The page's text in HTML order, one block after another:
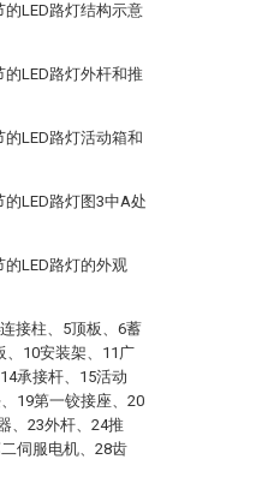
LED路灯结构示意
LED路灯外杆和推
LED路灯活动箱和
LED路灯图3中A处
LED路灯的外观
接柱、5顶板、6蓄
、10安装架、11广
承接杆、15活动
19第一铰接座、20
、23外杆、24推
伺服电机、28齿